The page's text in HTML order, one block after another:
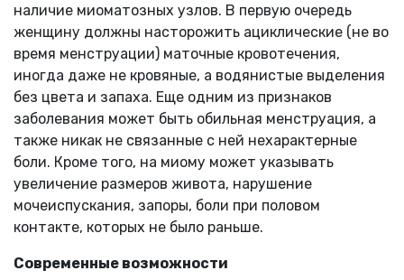
наличие миоматозных узлов. В первую очередь
женщину должны насторожить ациклические (не во
время менструации) маточные кровотечения,
иногда даже не кровяные, а водянистые выделения
без цвета и запаха. Еще одним из признаков
заболевания может быть обильная менструация, а
также никак не связанные с ней нехарактерные
боли. Кроме того, на миому может указывать
увеличение размеров живота, нарушение
мочеиспускания, запоры, боли при половом
контакте, которых не было раньше.
Современные возможности